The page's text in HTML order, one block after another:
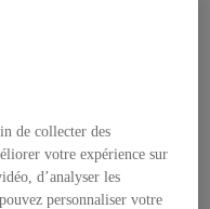
de collecter des
votre expérience sur
d’analyser les
personnaliser votre